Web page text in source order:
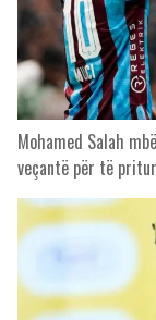
Mohamed Salah
veçantë për të